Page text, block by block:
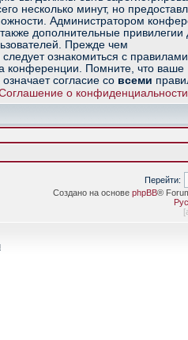
несколько минут, но
Администратором
дополнительные привилегии
Прежде чем
следует ознакомиться с
конференции. Помните, что ваше
согласие со всеми
о конфиденциальности
Перейти:
Создано на основе phpBB®
[